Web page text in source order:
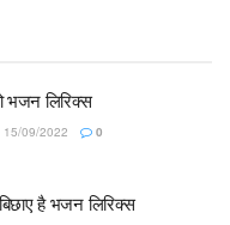
भजन लिरिक्स
15/09/2022 0
है भजन लिरिक्स